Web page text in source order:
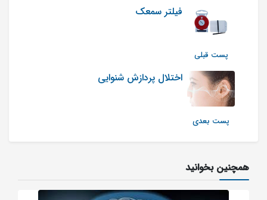
پست قبلی
فیلتر سمعک
اختلال پردازش شنوایی
پست بعدی
همچنین بخوانید